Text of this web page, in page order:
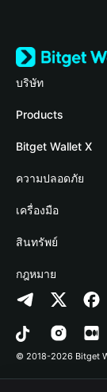
บริษัท
เกี่ยวกับ Bitget
Blog
Academy
ข่าวสารด้านคริปโต
ศูนย์ช่วยเหลือ
ติดต่อเรา
ทรัพยากรข้อมูลขอ
อาชีพ
Products
Crypto Card
Stablecoin Earn
Payfi Crypto
Crypto Swap API
Altcoin Season
Prediction Markets
DApp
Bitget Wallet X
นักพัฒนา
เชื่อมต่อ Wallet
Bitget Wallet Pay
ลิสต์โปรเจกต์
ความปลอดภัย
Protection Fund
เทคโนโลยีความป
เครื่องมือ
ซื้อคริปโต
การตรวจจับการอ
การตรวจจับสัญญา
การโอนเป็นชุด
สินทรัพย์
Arbitrum
Avalanche
Bitcoin
กฎหมาย
นโยบายความเป็น
ข้อตกลงในการใช้
© 2018-2026 Bitget